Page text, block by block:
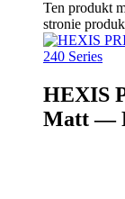
Ten produkt
stronie
HEXIS
Matt —